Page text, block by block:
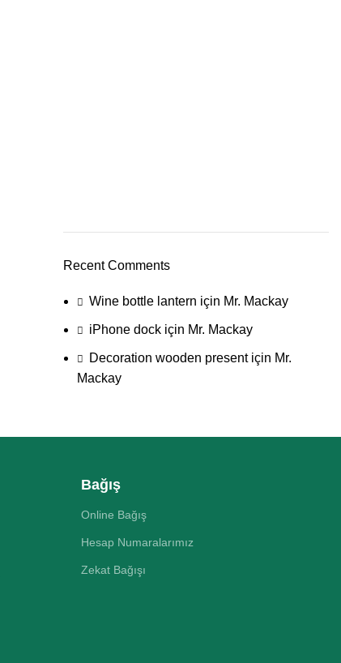
Recent Comments
Wine bottle lantern için Mr. Mackay
iPhone dockiçin Mr. Mackay
Decoration wooden presentiçin Mr.
Mackay
Bağış
Online Bağış
Hesap Numaralarımız
Zekat Bağışı